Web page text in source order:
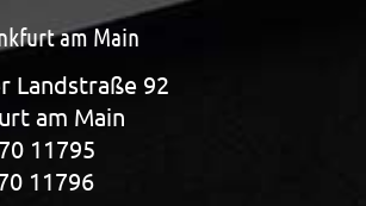
am Main
Land­stra­ße 92
am Main
11795
11796